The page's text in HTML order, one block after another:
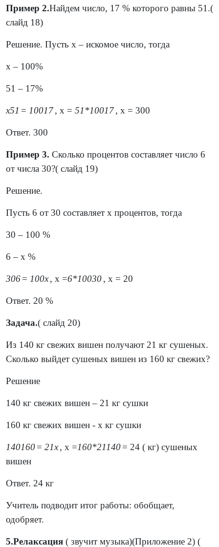
Пример 2.Найдем число, 17 % которого равны 51.(
слайд 18)
Решение. Пусть х – искомое число, тогда
х – 100%
51 – 17%
х51 = 10017, х = 51 *10017, х = 300
Ответ. 300
Пример 3. Сколько процентов составляет число 6
от числа 30?( слайд 19)
Решение.
Пусть 6 от 30 составляет х процентов, тогда
30 – 100 %
6 – х %
306= 100х, х =6*10030, х = 20
Ответ. 20 %
Задача.( слайд 20)
Из 140 кг свежих вишен получают 21 кг сушеных.
Сколько выйдет сушеных вишен из 160 кг свежих?
Решение
140 кг свежих вишен – 21 кг сушки
160 кг свежих вишен - х кг сушки
140160= 21х, х =160*21140= 24 ( кг) сушеных
вишен
Ответ. 24 кг
Учитель подводит итог работы: обобщает,
одобряет.
5.Релаксация ( звучит музыка)(Приложение 2) (